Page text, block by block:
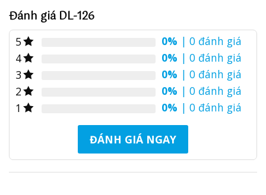
Đánh giá DL-126
5 0% | 0 đánh giá
4
0% | 0 đánh giá
3
0% | 0 đánh giá
2
0% | 0 đánh giá
1
0% | 0 đánh giá
ĐÁNH GIÁ NGAY